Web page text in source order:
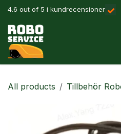
Hoppa till innehåll
4.6 out of 5 i kundrecensioner
Våra produkter
All products Tillbehör